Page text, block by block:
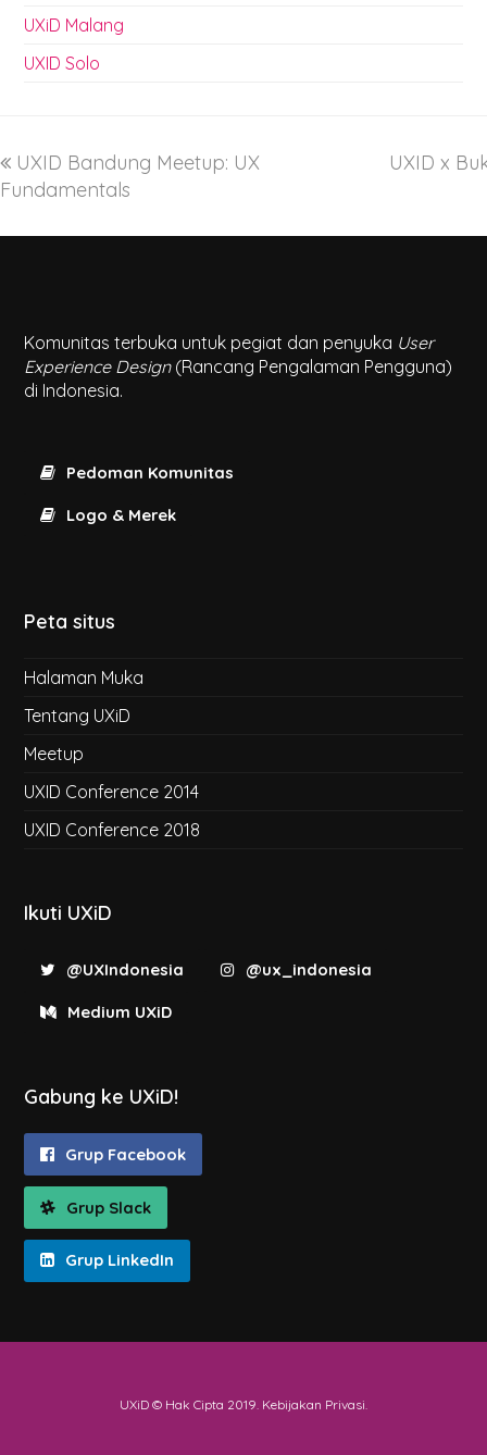
UXiD Malang
UXID Solo
UXID Bandung Meetup: UX
Fundamentals
UXID x
Komunitas terbuka untuk pegiat dan penyuka User
Experience Design(Rancang Pengalaman Pengguna)
di Indonesia.
Pedoman Komunitas
Logo & Merek
Peta situs
Halaman Muka
Tentang UXiD
Meetup
UXID Conference 2014
UXID Conference 2018
Ikuti UXiD
@UXIndonesia @ux_indonesia
Medium UXiD
Gabung ke UXiD!
Grup Facebook
Grup Slack
Grup LinkedIn
UXiD © Hak Cipta 2019. Kebijakan Privasi